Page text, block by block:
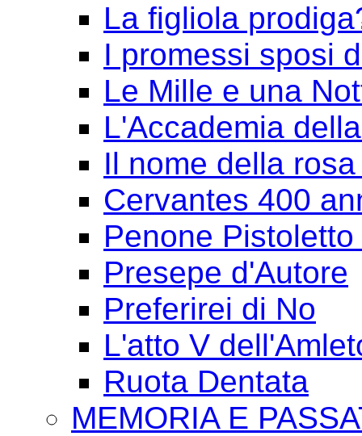
La figliola
I promessi sposi
Le Mille e una
L'Accademia
Il nome della
Cervantes 400
Penone
Presepe d'Autore
Preferirei di No
L'atto V
Ruota Dentata
MEMORIA E